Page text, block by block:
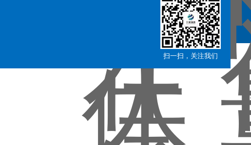
扫一扫，关注我们